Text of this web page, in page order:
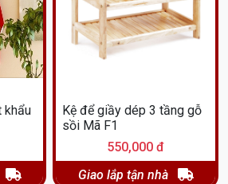
khẩu
Kệ để giầy dép 3 tầng gỗ
sồi Mã F1
550,000 đ
Giao lắp tận nhà